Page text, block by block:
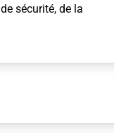
sécurité, de la